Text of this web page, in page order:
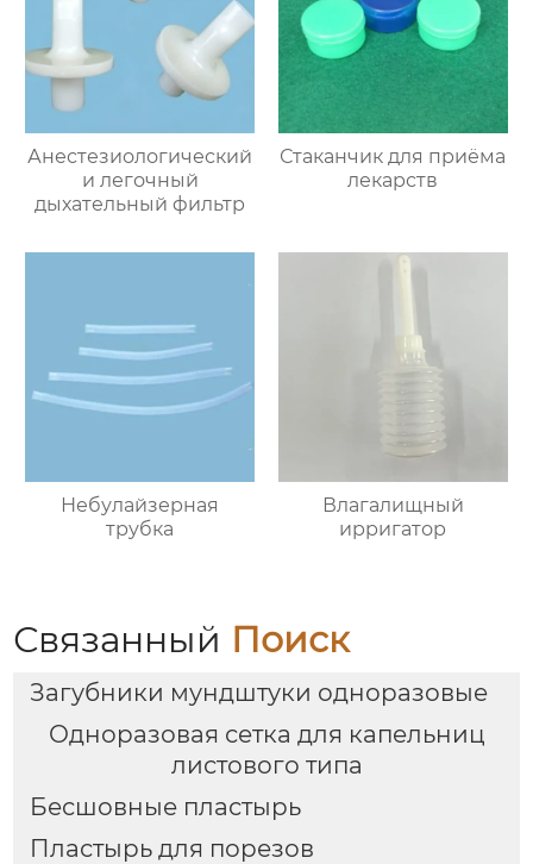
Анестезиологический
и легочный
дыхательный фильтр
Стаканчик для приёма
лекарств
Небулайзерная
трубка
Влагалищный
ирригатор
Связанный Поиск
Загубники мундштуки одноразовые
Одноразовая сетка для капельниц
листового типа
Бесшовные пластырь
Пластырь для порезов